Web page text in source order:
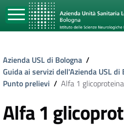
Azienda USL di Bologna /
Guida ai servizi dell'Azienda USL di
Punto prelievi / Alfa 1
Alfa 1